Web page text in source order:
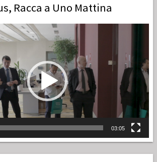
Racca a Uno Mattina
03:05